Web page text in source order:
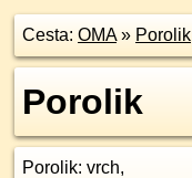
Cesta: OMA» Porolik
Porolik
Porolik: vrch,